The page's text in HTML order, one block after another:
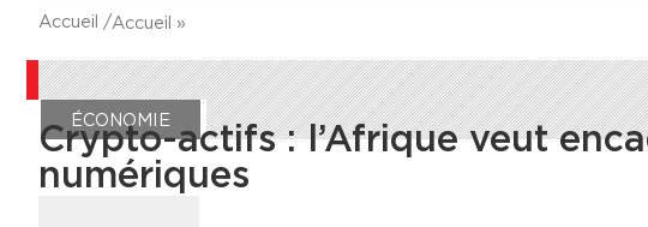
Accueil /Accueil »
ÉCONOMIE
Crypto-actifs : l’Afrique veut
numériques